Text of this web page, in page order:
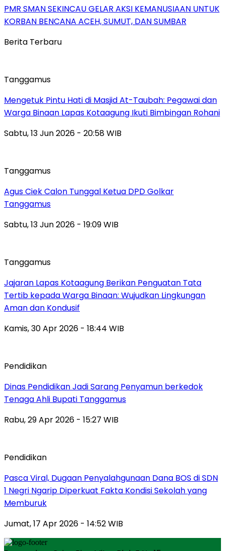
PMR SMAN SEKINCAU GELAR AKSI KEMANUSIAAN UNTUK
KORBAN BENCANA ACEH, SUMUT, DAN SUMBAR
Berita Terbaru
Tanggamus
Mengetuk Pintu Hati di Masjid At-Taubah: Pegawai dan
Warga Binaan Lapas Kotaagung Ikuti Bimbingan Rohani
Sabtu, 13 Jun 2026 - 20:58 WIB
Tanggamus
Agus Ciek Calon Tunggal Ketua DPD Golkar
Tanggamus
Sabtu, 13 Jun 2026 - 19:09 WIB
Tanggamus
Jajaran Lapas Kotaagung Berikan Penguatan Tata
Tertib kepada Warga Binaan: Wujudkan Lingkungan
Aman dan Kondusif
Kamis, 30 Apr 2026 - 18:44 WIB
Pendidikan
Dinas Pendidikan Jadi Sarang Penyamun berkedok
Tenaga Ahli Bupati Tanggamus
Rabu, 29 Apr 2026 - 15:27 WIB
Pendidikan
Pasca Viral, Dugaan Penyalahgunaan Dana BOS di SDN
1 Negri Ngarip Diperkuat Fakta Kondisi Sekolah yang
Memburuk
Jumat, 17 Apr 2026 - 14:52 WIB